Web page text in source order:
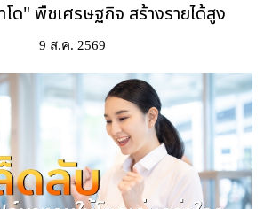
ด" พืชเศรษฐกิจ สร้างรายได้สูง
9 ส.ค. 2569